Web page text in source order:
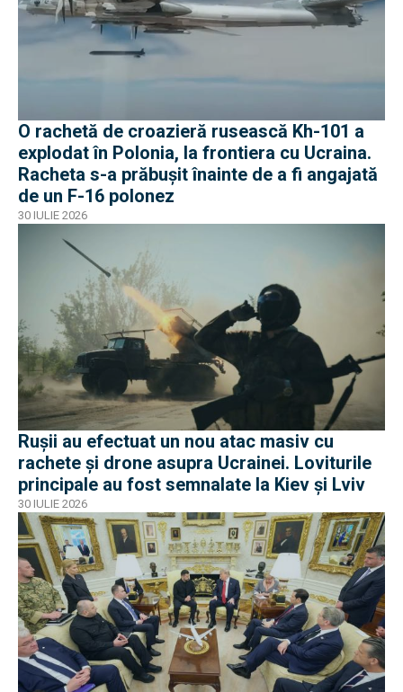
O rachetă de croazieră rusească Kh-101 a
explodat în Polonia, la frontiera cu Ucraina.
Racheta s-a prăbușit înainte de a fi angajată
de un F-16 polonez
30 IULIE 2026
Rușii au efectuat un nou atac masiv cu
rachete și drone asupra Ucrainei. Loviturile
principale au fost semnalate la Kiev și Lviv
30 IULIE 2026